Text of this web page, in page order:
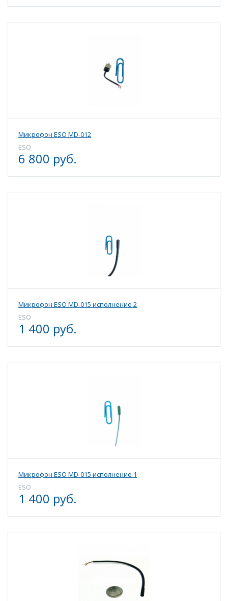
Микрофон ESO MD-012
ESO
6 800 руб.
Микрофон ESO MD-015 исполнение 2
ESO
1 400 руб.
Микрофон ESO MD-015 исполнение 1
ESO
1 400 руб.